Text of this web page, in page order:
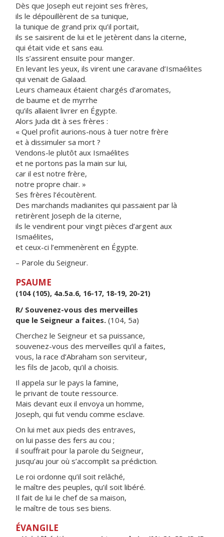
Dès que Joseph eut rejoint ses frères,
ils le dépouillèrent de sa tunique,
la tunique de grand prix qu’il portait,
ils se saisirent de lui et le jetèrent dans la citerne,
qui était vide et sans eau.
Ils s’assirent ensuite pour manger.
En levant les yeux, ils virent une caravane d’Ismaélites
qui venait de Galaad.
Leurs chameaux étaient chargés d’aromates,
de baume et de myrrhe
qu’ils allaient livrer en Égypte.
Alors Juda dit à ses frères :
« Quel profit aurions-nous à tuer notre frère
et à dissimuler sa mort ?
Vendons-le plutôt aux Ismaélites
et ne portons pas la main sur lui,
car il est notre frère,
notre propre chair. »
Ses frères l’écoutèrent.
Des marchands madianites qui passaient par là
retirèrent Joseph de la citerne,
ils le vendirent pour vingt pièces d’argent aux
Ismaélites,
et ceux-ci l’emmenèrent en Égypte.
– Parole du Seigneur.
PSAUME
(104 (105), 4a.5a.6, 16-17, 18-19, 20-21)
R/ Souvenez-vous des merveilles
que le Seigneur a faites. (104, 5a)
Cherchez le Seigneur et sa puissance,
souvenez-vous des merveilles qu’il a faites,
vous, la race d’Abraham son serviteur,
les fils de Jacob, qu’il a choisis.
Il appela sur le pays la famine,
le privant de toute ressource.
Mais devant eux il envoya un homme,
Joseph, qui fut vendu comme esclave.
On lui met aux pieds des entraves,
on lui passe des fers au cou ;
il souffrait pour la parole du Seigneur,
jusqu’au jour où s’accomplit sa prédiction.
Le roi ordonne qu’il soit relâché,
le maître des peuples, qu’il soit libéré.
Il fait de lui le chef de sa maison,
le maître de tous ses biens.
ÉVANGILE